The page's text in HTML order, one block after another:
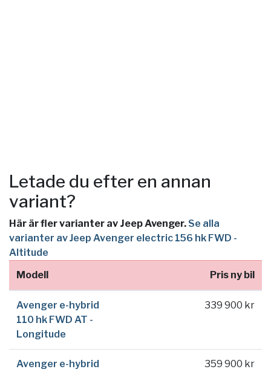
Letade du efter en annan
variant?
Här är fler varianter av Jeep Avenger. Se alla
varianter av Jeep Avenger electric 156 hk FWD -
Altitude
Modell
Pris ny bil
Avenger e-hybrid
110 hk FWD AT -
Longitude
339 900 kr
Avenger e-hybrid
359 900 kr